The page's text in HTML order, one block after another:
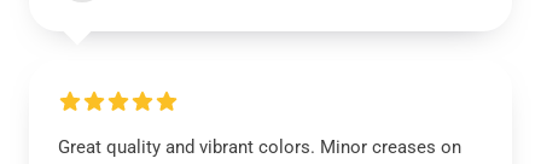
Great quality and vibrant colors. Minor creases on